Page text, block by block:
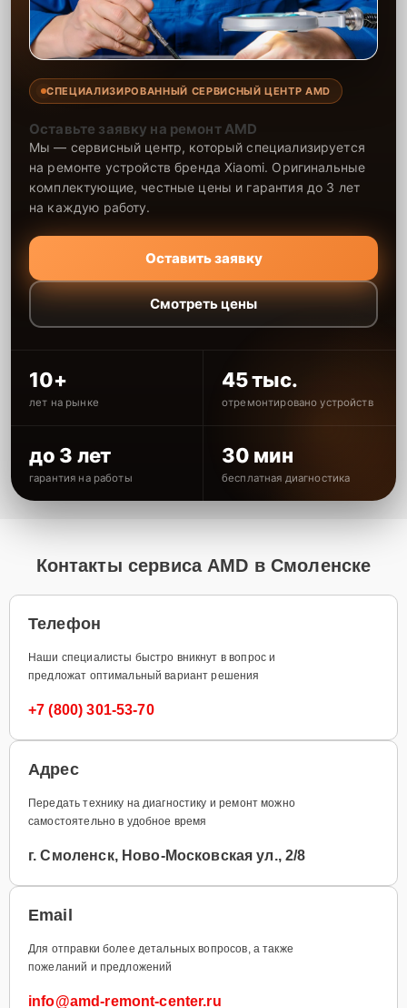
надёжное решение по доступной цене.
СПЕЦИАЛИЗИРОВАННЫЙ СЕРВИСНЫЙ ЦЕНТР AMD
Оставьте заявку на ремонт AMD
Мы — сервисный центр, который специализируется
на ремонте устройств бренда Xiaomi. Оригинальные
комплектующие, честные цены и гарантия до 3 лет
на каждую работу.
Оставить заявку
Смотреть цены
10+
лет на рынке
45 тыс.
отремонтировано устройств
до 3 лет
гарантия на работы
30 мин
бесплатная диагностика
Контакты сервиса AMD в Смоленске
Телефон
Наши специалисты быстро вникнут в вопрос и
предложат оптимальный вариант решения
+7 (800) 301-53-70
Адрес
Передать технику на диагностику и ремонт можно
самостоятельно в удобное время
г. Смоленск, Ново-Московская ул., 2/8
Email
Для отправки более детальных вопросов, а также
пожеланий и предложений
info@amd-remont-center.ru